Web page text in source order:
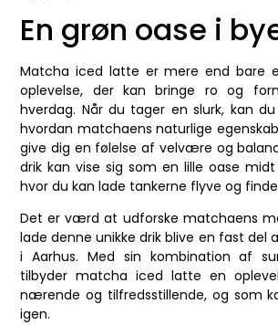
En grøn oase i
Matcha iced latte er mere end bare
oplevelse, der kan bringe ro og
hverdag. Når du tager en slurk, kan
hvordan matchaens naturlige
give dig en følelse af velvære og
drik kan vise sig som en lille oase
hvor du kan lade tankerne flyve og
Det er værd at udforske matchaens
lade denne unikke drik blive en fast del
i Aarhus. Med sin kombination af
tilbyder matcha iced latte en
nærende og tilfredsstillende, og som
igen.